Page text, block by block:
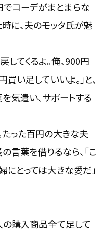
でコーデがまとまらな
に、夫のモッタ氏が魅
てくるよ。俺、900円
買い足していいよ。 」と、
を気遣い、サポートする
たった百円の大きな夫
言葉を借りるなら、「こ
にとっては大きな愛だ 」
の購入商品全て足して